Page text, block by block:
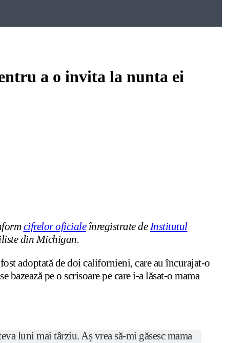
a o invita la nunta ei
cifrelor oficialeînregistrate deInstitutul
din Michigan.
adoptată de doi californieni, care au încurajat-o
pe o scrisoare pe care i-a lăsat-o mama
luni mai târziu. Aș vrea să-mi găsesc mama